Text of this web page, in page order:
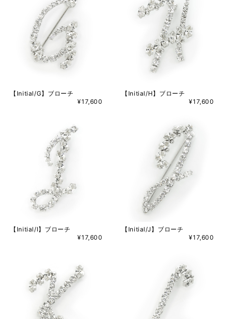
【Initial/G】ブローチ
¥17,600
【Initial/H】ブローチ
¥17,600
【Initial/I】ブローチ
¥17,600
【Initial/J】ブローチ
¥17,600